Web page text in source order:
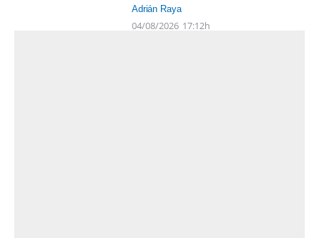
Adrián Raya
04/08/2026 17:12h